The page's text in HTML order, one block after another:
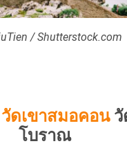
/ Shutterstock.com
วัดเขาสมอคอนวั
โบราณ